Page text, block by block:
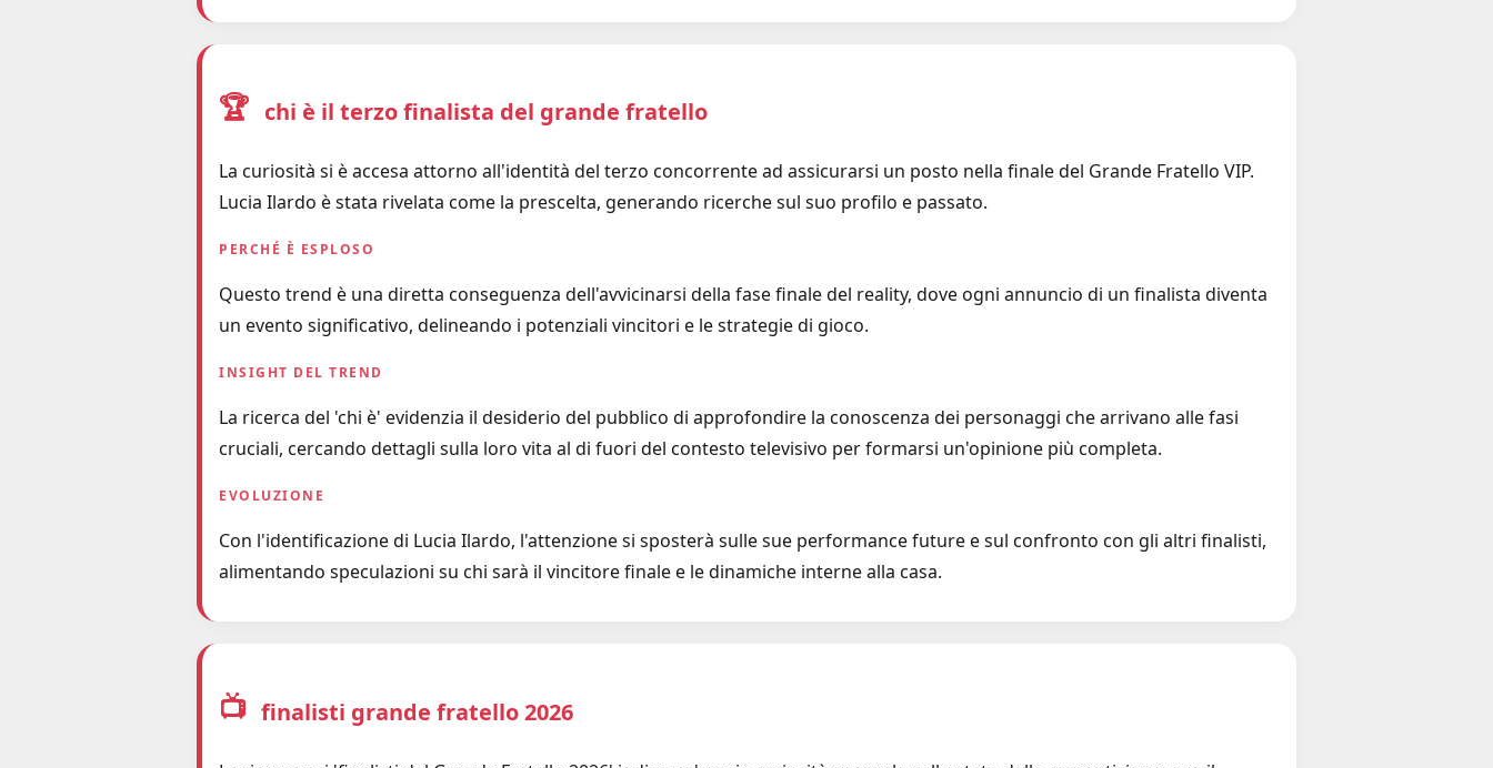
🏆 chi è il terzo finalista del grande fratello
La curiosità si è accesa attorno all'identità del terzo concorrente ad assicurarsi un posto nella finale del Grande Fratello VIP.
Lucia Ilardo è stata rivelata come la prescelta, generando ricerche sul suo profilo e passato.
PERCHÉ È ESPLOSO
Questo trend è una diretta conseguenza dell'avvicinarsi della fase finale del reality, dove ogni annuncio di un finalista diventa
un evento significativo, delineando i potenziali vincitori e le strategie di gioco.
INSIGHT DEL TREND
La ricerca del 'chi è' evidenzia il desiderio del pubblico di approfondire la conoscenza dei personaggi che arrivano alle fasi
cruciali, cercando dettagli sulla loro vita al di fuori del contesto televisivo per formarsi un'opinione più completa.
EVOLUZIONE
Con l'identificazione di Lucia Ilardo, l'attenzione si sposterà sulle sue performance future e sul confronto con gli altri finalisti,
alimentando speculazioni su chi sarà il vincitore finale e le dinamiche interne alla casa.
📺 finalisti grande fratello 2026